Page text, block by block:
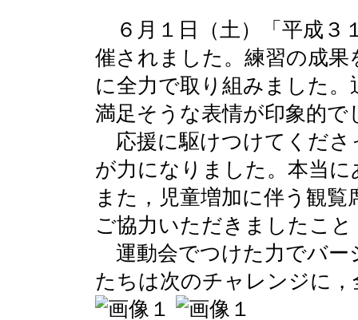
６月１日（土）「平成３
催されました。練習の成
に全力で取り組みました
満足そうな表情が印象的で
応援に駆けつけてくださ
が力になりました。本当
また，児童増加に伴う観
ご協力いただきましたこ
運動会でつけた力でバー
たちは次のチャレンジに